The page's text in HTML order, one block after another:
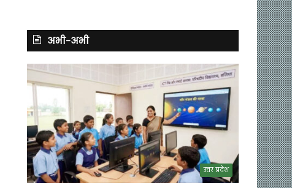
अभी-अभी
उत्तर प्रदेश